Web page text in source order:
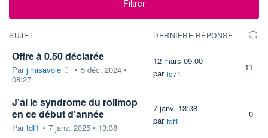
+ PORTEFEUILLE
Filtrer
SUJET DERNIÈRE RÉPONSE
Offre à 0.50 déclarée
Parjimisavoie • 5 déc. 2024 •
08:27
12 mars 09:00
par lo71
11
J'ai le syndrome du rollmop
en ce début d'année
Partdf1 • 7 janv. 2025 • 13:38
7 janv. 13:38
par tdf1
0